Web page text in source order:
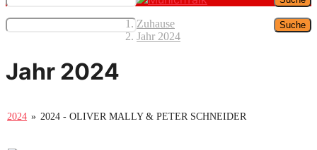
Suche
Zuhause
Jahr 2024
Jahr 2024
2024 » 2024 - OLIVER MALLY & PETER SCHNEIDER